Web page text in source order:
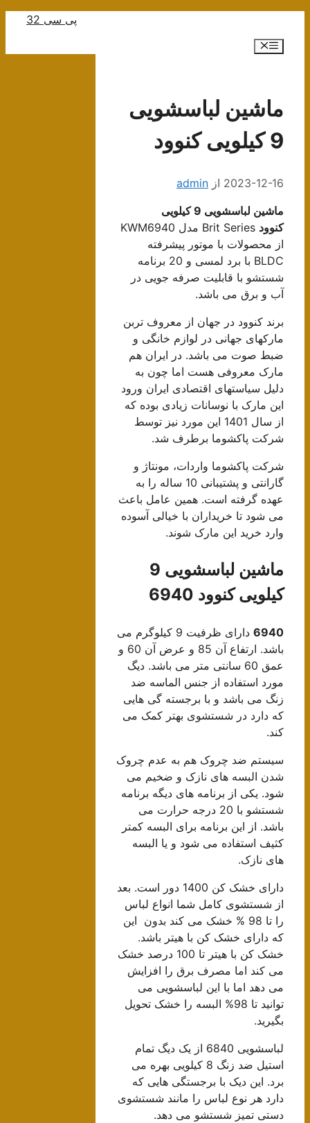
پی سی 32
فهرست
ماشین لباسشویی
9 کیلویی کنوود
2023-12-16 از admin
ماشین لباسشویی 9 کیلویی
کنوود
Brit Series مدل KWM6940
از محصولات با موتور پیشرفته
BLDC با برد لمسی و 20 برنامه
شستشو با قابلیت صرفه جویی در
آب و برق می باشد.
برند کنوود در جهان از معروف تربن
مارکهای جهانی در لوازم خانگی و
ضبط صوت می باشد. در ایران هم
مارک معروفی هست اما چون به
دلیل سیاستهای اقتصادی ایران ورود
این مارک با نوسانات زیادی بوده که
از سال 1401 این مورد نیز توسط
شرکت پاکشوما برطرف شد.
شرکت پاکشوما واردات، مونتاژ و
گارانتی و پشتیبانی 10 ساله را به
عهده گرفته است. همین عامل باعث
می شود تا خریداران با خیالی آسوده
وارد خرید این مارک شوند.
ماشین لباسشویی 9
کیلویی کنوود 6940
6940
دارای ظرفیت 9 کیلوگرم می
باشد. ارتفاع آن 85 و عرض آن 60 و
عمق 60 سانتی متر می باشد. دیگ
مورد استفاده از جنس الماسه ضد
زنگ می باشد و با برجسته گی هایی
که دارد در شستشوی بهتر کمک می
کند.
سیستم ضد چروک هم به عدم چروک
شدن البسه های نازک و ضخیم می
شود. یکی از برنامه های دیگه برنامه
شستشو با 20 درجه حرارت می
باشد. از این برنامه برای البسه کمتر
کثیف استفاده می شود و یا البسه
های نازک.
دارای خشک کن 1400 دور است. بعد
از شستشوی کامل شما انواع لباس
را تا 98 % خشک می کند بدون این
که دارای خشک کن با هیتر باشد.
خشک کن با هیتر تا 100 درصد خشک
می کند اما مصرف برق را افزایش
می دهد اما با این لباسشویی می
توانید تا 98% البسه را خشک تحویل
بگیرید.
لباسشویی 6840 از یک دیگ تمام
استیل ضد زنگ 8 کیلویی بهره می
برد. این دیک با برجستگی هایی که
دارد هر نوع لباس را مانند شستشوی
دستی تمیز شستشو می دهد.